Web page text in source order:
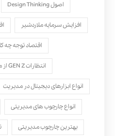
اصول Design Thinking
افزایش سرمایه ملاردشیر
اقتصاد توجه چه
انتظارات GEN Z از محیط کاری خود
انواع ابزارهای دیجیتال در مدیریت
انواع چارچوب های مدیریتی
بهترین چارچوب مدیریتی